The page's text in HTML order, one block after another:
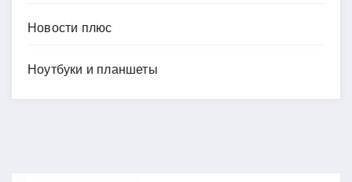
Новости плюс
Ноутбуки и планшеты